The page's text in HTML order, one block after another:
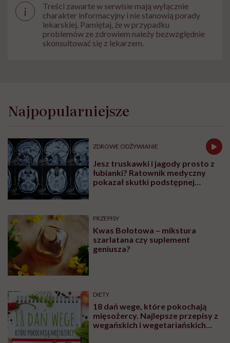
i
Treści zawarte w serwisie mają wyłącznie
charakter informacyjny i nie stanowią porady
lekarskiej. Pamiętaj, że w przypadku
problemów ze zdrowiem należy bezwzględnie
skonsultować się z lekarzem.
Najpopularniejsze
ZDROWE ODŻYWIANIE
Jesz truskawki i jagody prosto z
łubianki? Ratownik medyczny
pokazał skutki podstępnej
PRZEPISY
Kwas Bołotowa – mikstura
szarlatana czy suplement
geniusza?
DIETY
18 dań wege, które pokochają
mięsożercy. Najlepsze przepisy z
wegańskich i wegetariańskich